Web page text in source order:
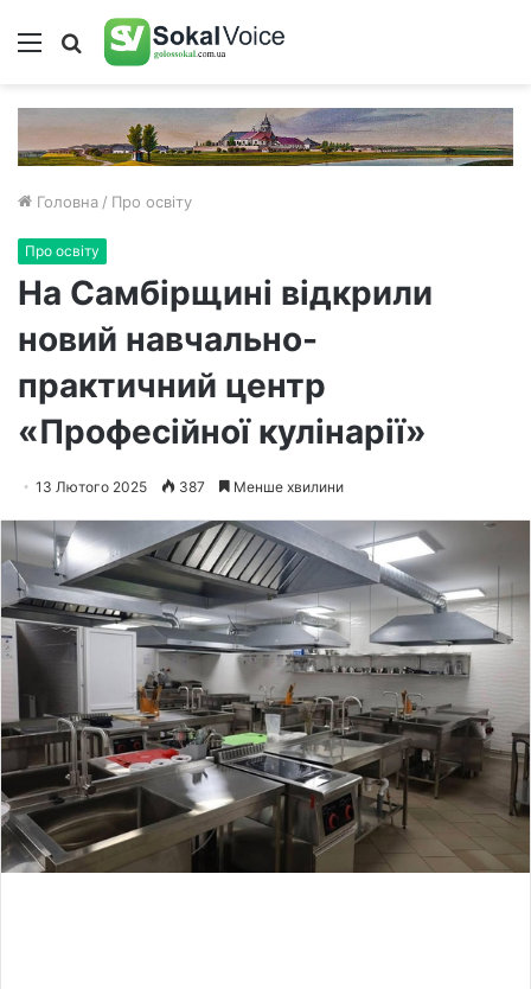
Меню Пошук
Головна / Про освіту
Про освіту
На Самбірщині відкрили
новий навчально-
практичний центр
«Професійної кулінарії»
13 Лютого 2025 387 Менше хвилини